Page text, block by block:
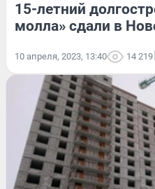
15-летний
молла» сдали в
10 апреля, 2023, 13:40 14 219